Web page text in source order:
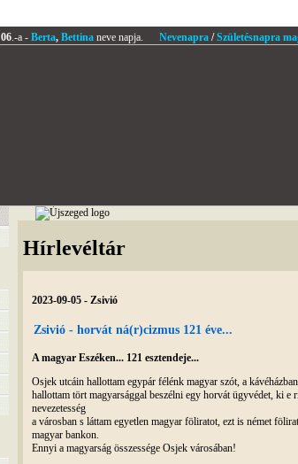
06.-a - Berta, Bettinaneve napja. Nevenapra/Születésnapra
Hírlevéltár
2023-09-05 - Zsivió
Zsivió - horvát ná(r)cizmus 121 éve...
A magyar Eszéken... 121 esztendeje...
Osjek utcáin hallottam egypár félénk magyar szót, a
hallottam tört magyarsággal beszélni egy horvát ügyvédet, ki e
nevezetesség
a városban s láttam egyetlen magyar föliratot, ezt is német
magyar bankon.
Ennyi a magyarság összessége Osjek városában!